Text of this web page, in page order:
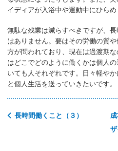
イディアが入浴中や運動中にひらめ
無駄な残業は減らすべきですが、
はありません。要はその労働の質
方が問われており、現在は過渡期
はどこでどのように働くかは個人
いても人それぞれです。日々軽や
と個人生活を送っていきたいです。
長時間働くこと（３）